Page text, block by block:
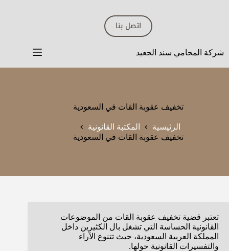
اتصل بنا
شركة المحامي سند الجعيد
تخفيف عقوبة القات في السعودية
الرئيسية
المكتبة القانونية
تخفيف عقوبة القات في السعودية
تعتبر قضية تخفيف عقوبة القات من الموضوعات
القانونية الحساسة التي تشغل بال الكثيرين داخل
المملكة العربية السعودية، حيث تتنوع الآراء
والتفسيرات القانونية حولها.